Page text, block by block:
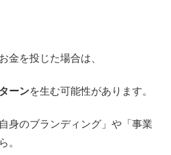
金を投じた場合は、
ーンを生む可能性があります。
身のブランディング」や「事業
。